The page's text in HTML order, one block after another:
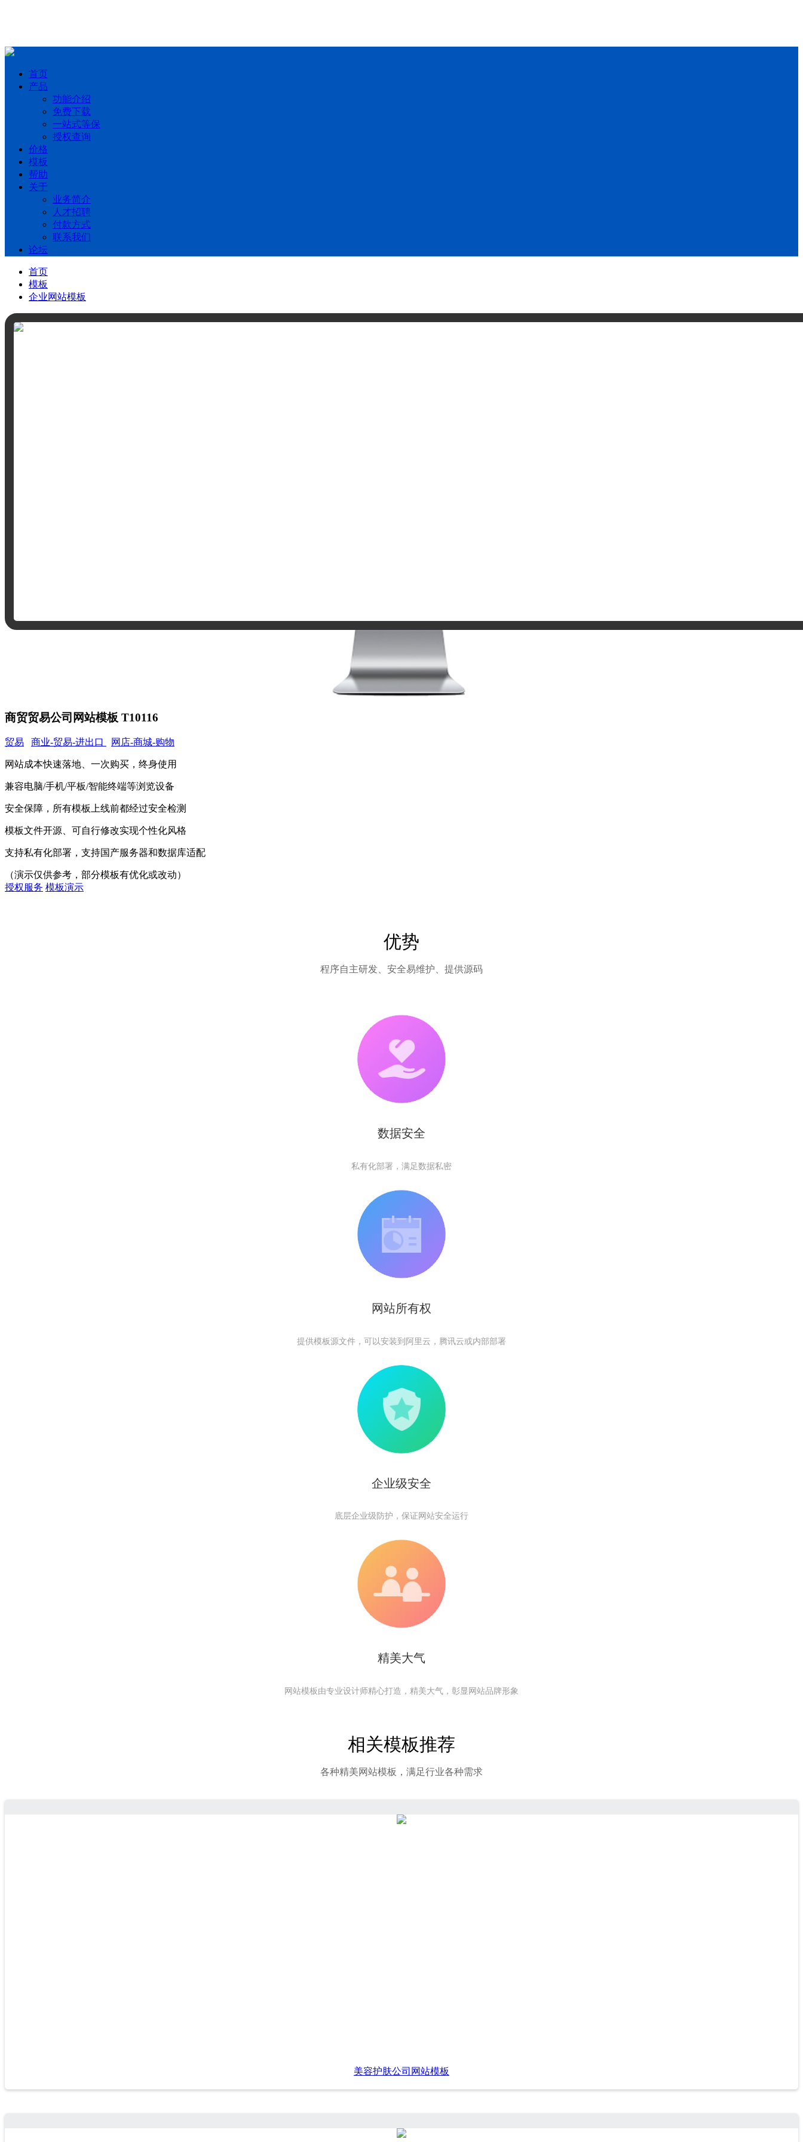
首页
产品
功能介绍
免费下载
一站式等保
授权查询
价格
模板
帮助
关于
业务简介
人才招聘
付款方式
联系我们
论坛
首页
模板
企业网站模板
商贸贸易公司网站模板 T10116
贸易 商业-贸易-进出口 网店-商城-购物
网站成本快速落地、一次购买，终身使用
兼容电脑/手机/平板/智能终端等浏览设备
安全保障，所有模板上线前都经过安全检测
模板文件开源、可自行修改实现个性化风格
支持私有化部署，支持国产服务器和数据库适配
（演示仅供参考，部分模板有优化或改动）
授权服务 模板演示
优势
程序自主研发、安全易维护、提供源码
数据安全
私有化部署，满足数据私密
网站所有权
提供模板源文件，可以安装到阿里云，腾讯云或内部部署
企业级安全
底层企业级防护，保证网站安全运行
精美大气
网站模板由专业设计师精心打造，精美大气，彰显网站品牌形象
相关模板推荐
各种精美网站模板，满足行业各种需求
美容护肤公司网站模板